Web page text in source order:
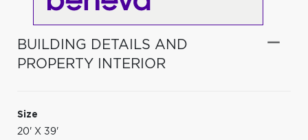
BUILDING DETAILS AND
PROPERTY INTERIOR
Size
20' X 39'